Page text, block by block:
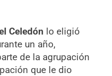
Celedón lo eligió
un año,
de la agrupación
que le dio